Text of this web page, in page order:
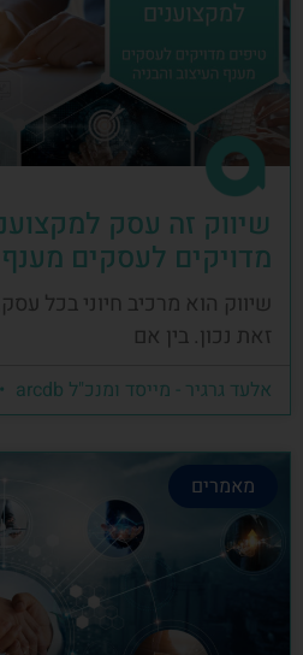
שיווק זה עסק
מדויקים לעסקים מענף
שיווק הוא מרכיב חיוני בכל
זאת נכון. בין אם
אלעד גרגיר - מייסד ומנכ"ל arcdb
מאמרים